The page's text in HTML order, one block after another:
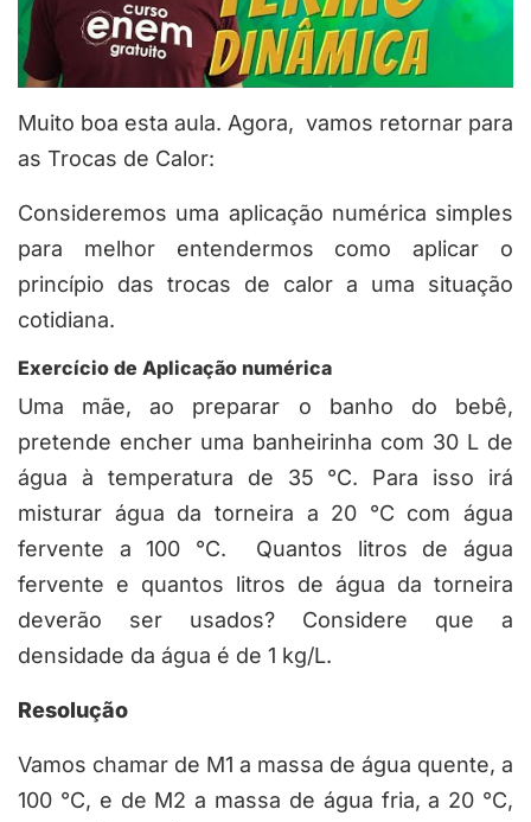
Muito boa esta aula. Agora, vamos retornar para
as Trocas de Calor:
Consideremos uma aplicação numérica simples
para melhor entendermos como aplicar o
princípio das trocas de calor a uma situação
cotidiana.
Exercício de Aplicação numérica
Uma mãe, ao preparar o banho do bebê,
pretende encher uma banheirinha com 30 L de
água à temperatura de 35 °C. Para isso irá
misturar água da torneira a 20 °C com água
fervente a 100 °C. Quantos litros de água
fervente e quantos litros de água da torneira
deverão ser usados? Considere que a
densidade da água é de 1 kg/L.
Resolução
Vamos chamar de M1 a massa de água quente, a
100 °C, e de M2 a massa de água fria, a 20 °C,